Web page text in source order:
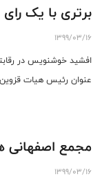
برتری با یک
1399/03/16
عنوان رئیس هیات
مجمع اصفهانی
1399/03/16